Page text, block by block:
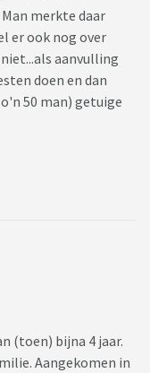
merkte daar
er ook nog over
aanvulling
doen en dan
50 man) getuige
(toen) bijna 4 jaar.
Aangekomen in